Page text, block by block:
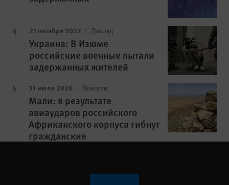
21 октября 2022 Доклад
Украина: В Изюме
российские военные пытали
задержанных жителей
31 июля 2026 Новости
Мали: в результате
авиаударов российского
Африканского корпуса гибнут
гражданские